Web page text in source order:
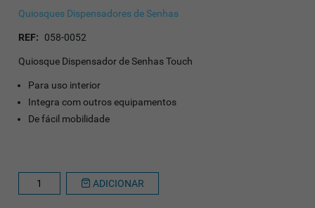
Quiosques Dispensadores de Senhas
REF: 058-0052
Quiosque Dispensador de Senhas Touch
Para uso interior
Integra com outros equipamentos
De fácil mobilidade
ADICIONAR